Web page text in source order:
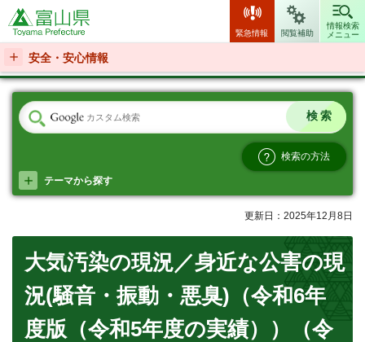
富山県
緊急情報 閲覧補助
情報検索
メニュー
安全・安心情報
検索の方法
テーマから探す
更新日：2025年12月8日
大気汚染の現況／身近な公害の現
況(騒音・振動・悪臭)（令和6年
度版（令和5年度の実績））（令